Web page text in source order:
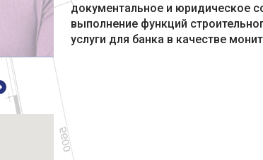
Дмитрий Колбанёв
Заместитель исполнительного
директора
документальное и юридическое
выполнение функций
услуги для банка в качестве